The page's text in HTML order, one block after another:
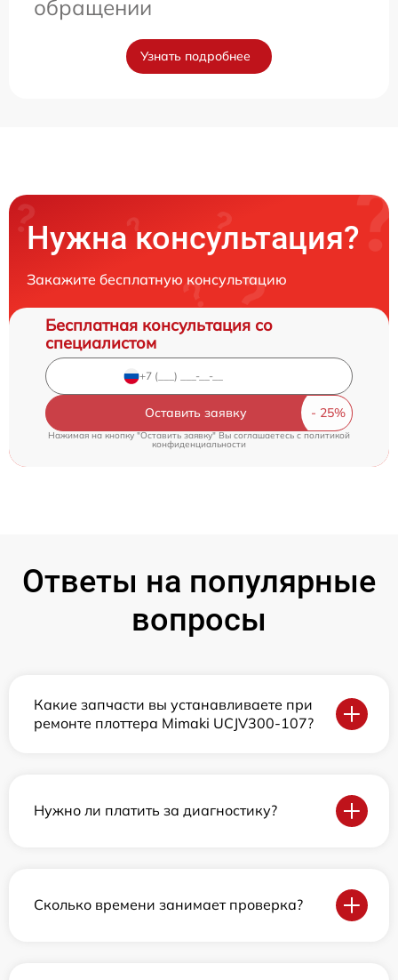
обращении
Узнать подробнее
Нужна консультация?
Закажите бесплатную консультацию
Бесплатная консультация со
специалистом
Оставить заявку
Нажимая на кнопку "Оставить заявку" Вы соглашаетесь cполитикой
конфиденциальности
Ответы на популярные
вопросы
Какие запчасти вы устанавливаете при
ремонте плоттера Mimaki UCJV300-107?
Нужно ли платить за диагностику?
Сколько времени занимает проверка?